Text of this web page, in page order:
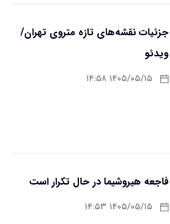
جزئیات نقشه‌های تازه متروی تهران/
ویدئو
۱۴۰۵/۰۵/۱۵ ۱۴:۵۸
فاجعه هیروشیما در حال تکرار است
۱۴۰۵/۰۵/۱۵ ۱۴:۵۳